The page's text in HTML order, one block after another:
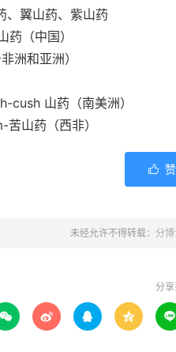
翼山药、紫山药
（中国）
洲和亚洲）
山药（南美洲）
山药（西非）

未经允许不得转载： 分
分享
    